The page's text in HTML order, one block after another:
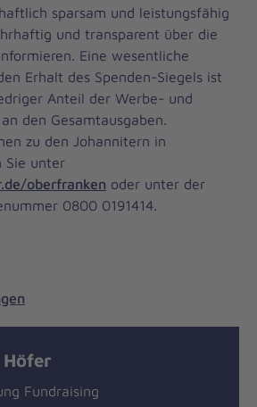
sparsam und leistungsfähig
und transparent über die
Eine wesentliche
Erhalt des Spenden-Siegels ist
Anteil der Werbe- und
den Gesamtausgaben.
zu den Johannitern in
Sie unter
oberfranken oder unter der
0800 0191414.
Fundraising